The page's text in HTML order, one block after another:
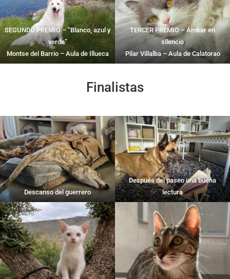
SEGUNDO PREMIO – “Blanco, azul y
verde”
Montse del Barrio – Aula de Illueca
TERCER PREMIO – Ámbar en
silencio
Pilar Villalba – Aula de Calatorao
Finalistas
Descanso del guerrero
Después del paseo una buena
lectura